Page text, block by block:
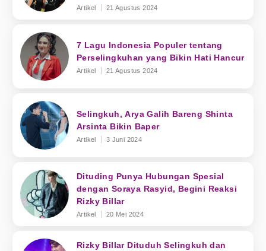
Artikel 21 Agustus 2024
7 Lagu Indonesia Populer tentang
Perselingkuhan yang Bikin Hati Hancur
Artikel 21 Agustus 2024
Selingkuh, Arya Galih Bareng Shinta
Arsinta Bikin Baper
Artikel 3 Juni 2024
Dituding Punya Hubungan Spesial
dengan Soraya Rasyid, Begini Reaksi
Rizky Billar
Artikel 20 Mei 2024
Rizky Billar Dituduh Selingkuh dan